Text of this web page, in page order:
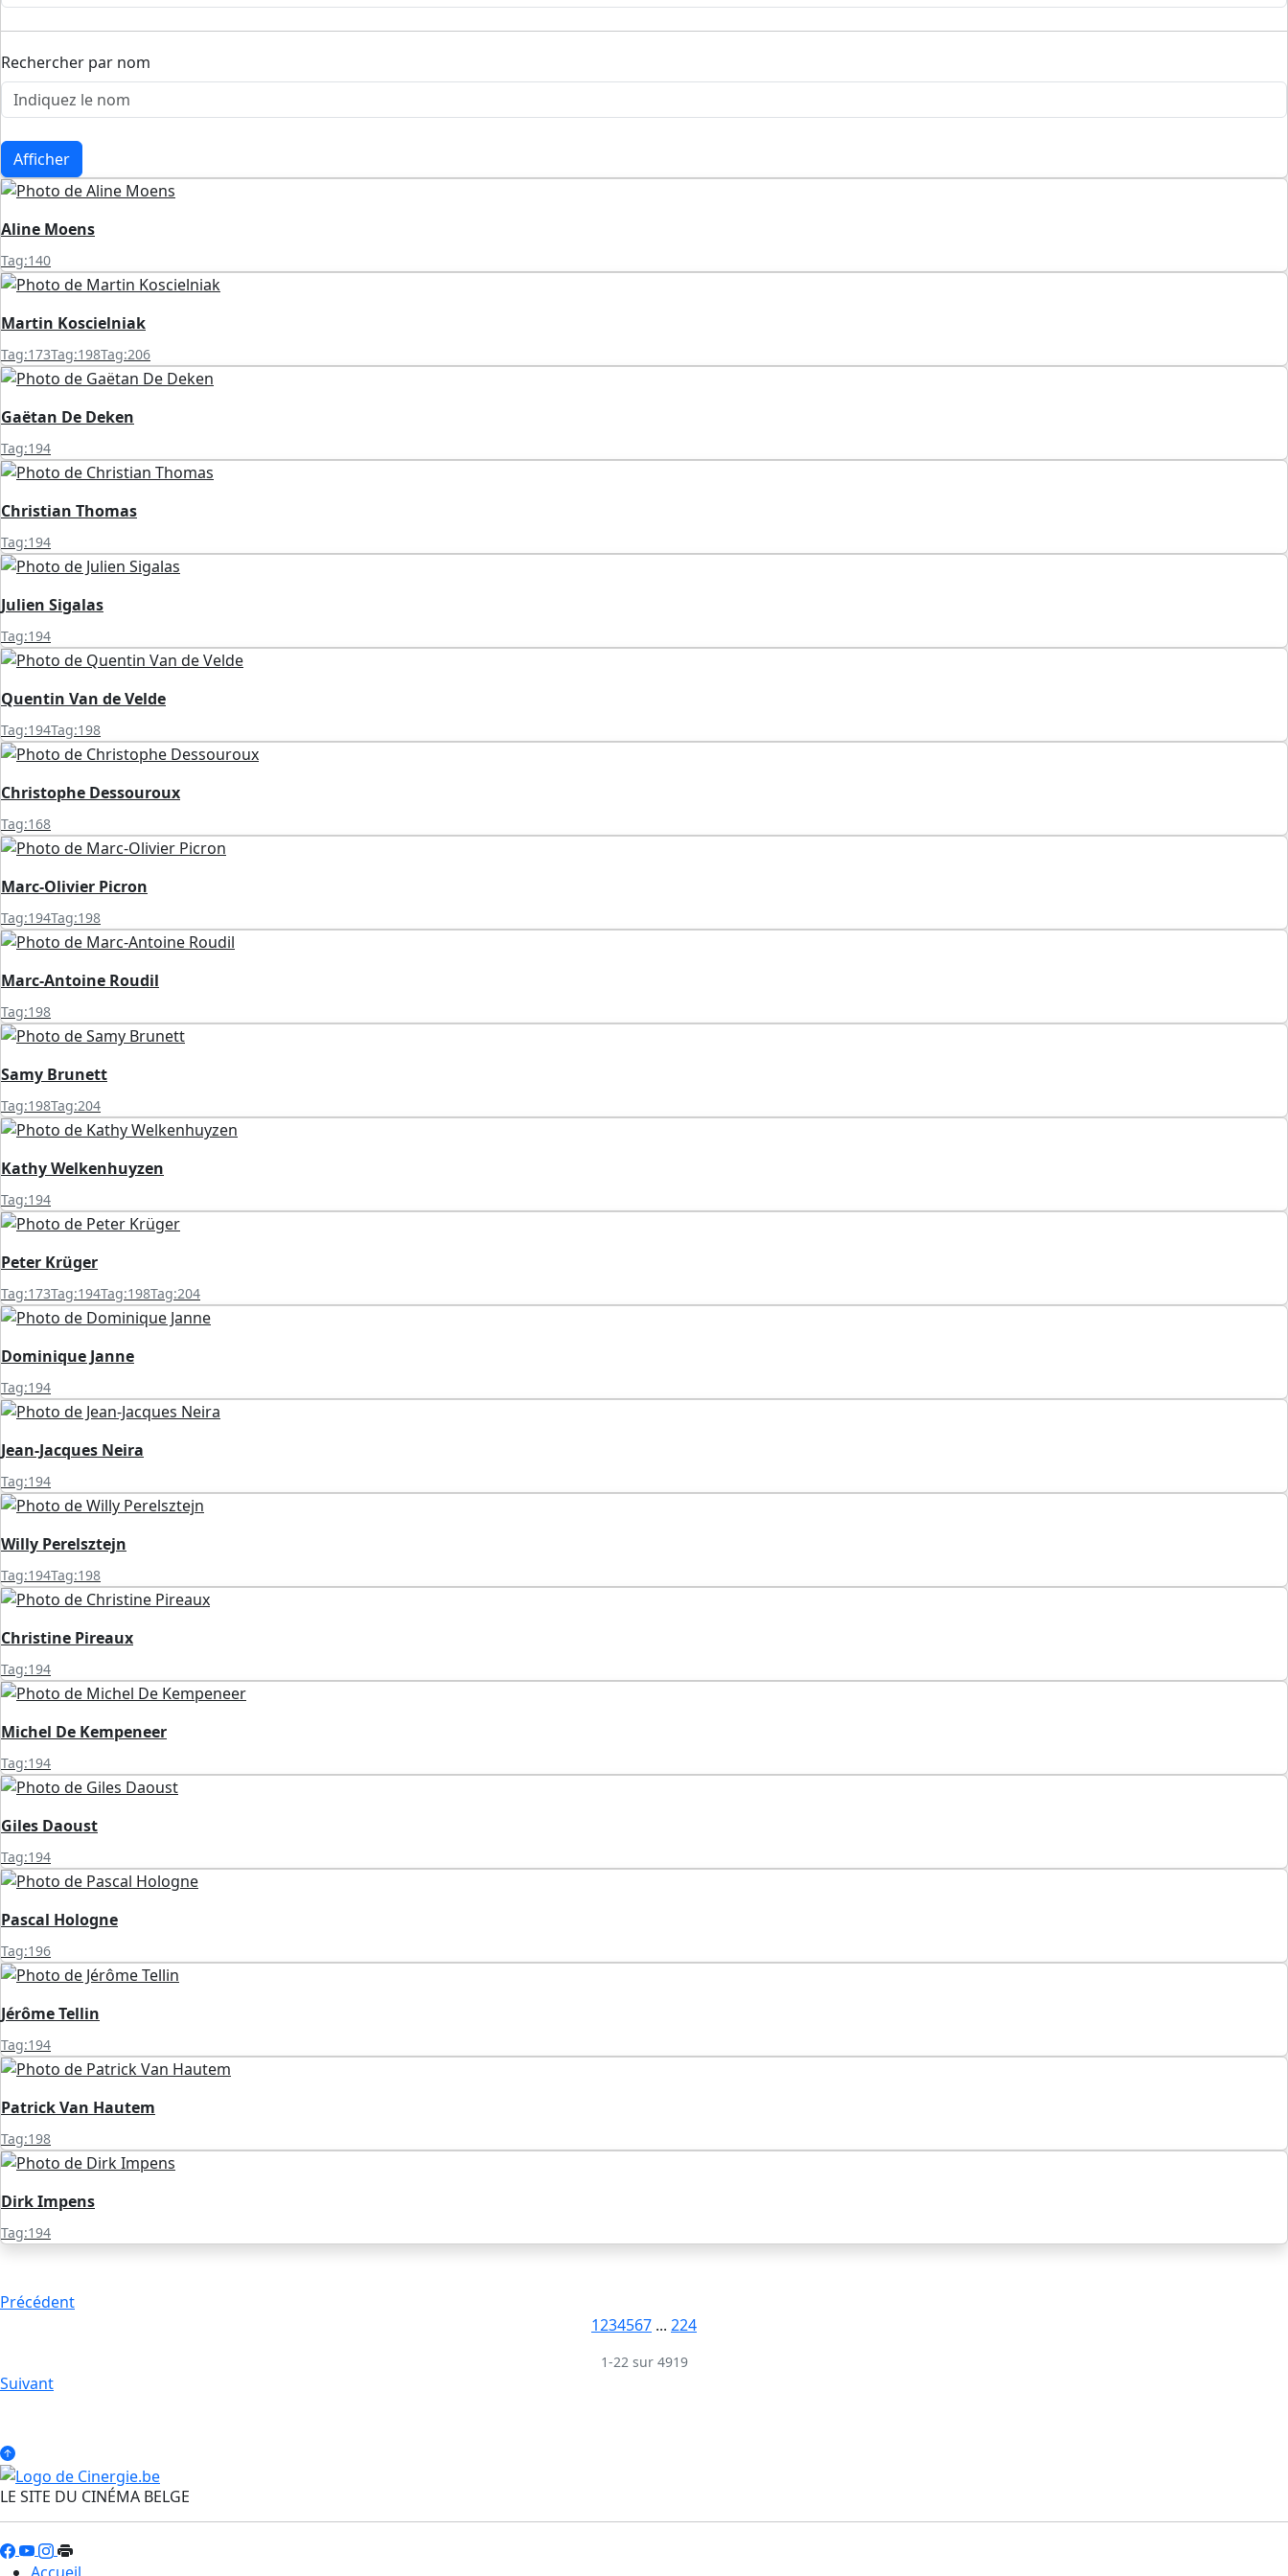
Rechercher par nom
Afficher
Aline Moens
Tag:140
Martin Koscielniak
Tag:173Tag:198Tag:206
Gaëtan De Deken
Tag:194
Christian Thomas
Tag:194
Julien Sigalas
Tag:194
Quentin Van de Velde
Tag:194Tag:198
Christophe Dessouroux
Tag:168
Marc-Olivier Picron
Tag:194Tag:198
Marc-Antoine Roudil
Tag:198
Samy Brunett
Tag:198Tag:204
Kathy Welkenhuyzen
Tag:194
Peter Krüger
Tag:173Tag:194Tag:198Tag:204
Dominique Janne
Tag:194
Jean-Jacques Neira
Tag:194
Willy Perelsztejn
Tag:194Tag:198
Christine Pireaux
Tag:194
Michel De Kempeneer
Tag:194
Giles Daoust
Tag:194
Pascal Hologne
Tag:196
Jérôme Tellin
Tag:194
Patrick Van Hautem
Tag:198
Dirk Impens
Tag:194
Précédent
1234567 ... 224
1-22 sur 4919
Suivant
LE SITE DU CINÉMA BELGE